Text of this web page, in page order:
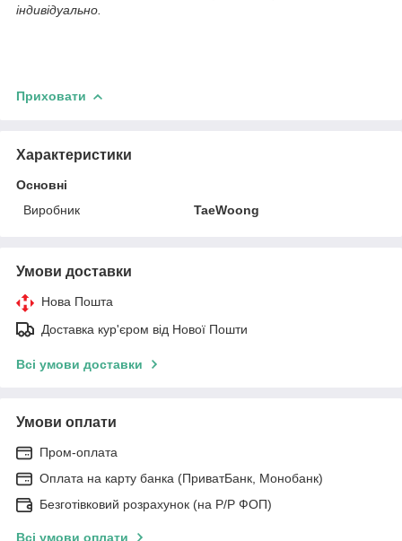
індивідуально.
Приховати
Характеристики
Основні
Виробник
TaeWoong
Умови доставки
Нова Пошта
Доставка кур'єром від Нової Пошти
Всі умови доставки
Умови оплати
Пром-оплата
Оплата на карту банка (ПриватБанк, Монобанк)
Безготівковий розрахунок (на Р/Р ФОП)
Всі умови оплати